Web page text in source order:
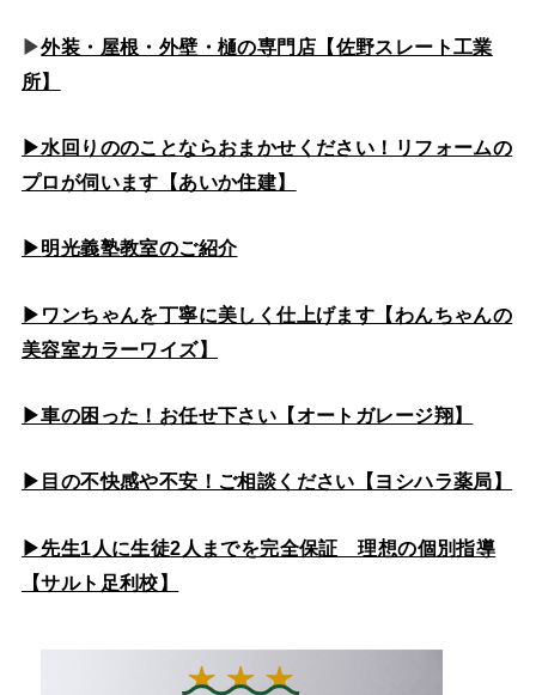
▶外装・屋根・外壁・樋の専門店【佐野スレート工業
所】
▶水回りののことならおまかせください！リフォームの
プロが伺います【あいか住建】
▶明光義塾教室のご紹介
▶ワンちゃんを丁寧に美しく仕上げます【わんちゃんの
美容室カラーワイズ】
▶車の困った！お任せ下さい【オートガレージ翔】
▶目の不快感や不安！ご相談ください【ヨシハラ薬局】
▶先生1人に生徒2人までを完全保証 理想の個別指導
【サルト足利校】